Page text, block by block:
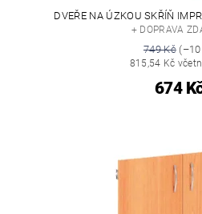
DVEŘE NA ÚZKOU SKŘÍŇ
+ DOPRAVA
749 Kč(–10
815,54 Kč
674